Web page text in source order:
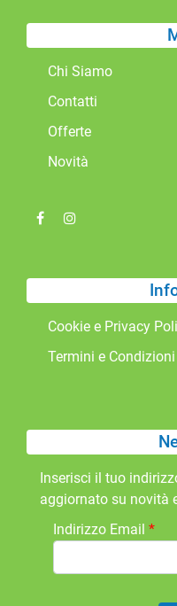
Chi Siamo
Contatti
Offerte
Novità
Cookie e Privacy
Termini e Condizioni
Inserisci il tuo
aggiornato su novità
Indirizzo Email *